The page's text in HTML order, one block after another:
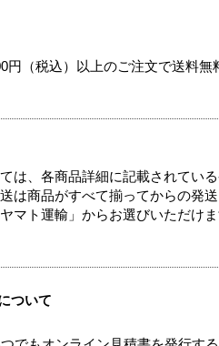
（税込）以上のご注文で送料無
は、各商品詳細に記載されてい
は商品がすべて揃ってからの発送
マト運輸」からお選びいただけ
ついて